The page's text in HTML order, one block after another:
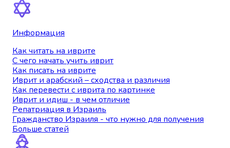
Информация
Как читать на иврите
С чего начать учить иврит
Как писать на иврите
Иврит и арабский – сходства и различия
Как перевести с иврита по картинке
Иврит и идиш - в чем отличие
Репатриация в Израиль
Гражданство Израиля - что нужно для получения
Больше статей